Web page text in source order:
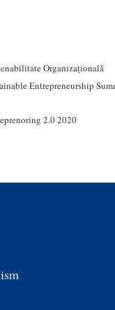
Organizațională
Entrepreneurship
2.0 2020